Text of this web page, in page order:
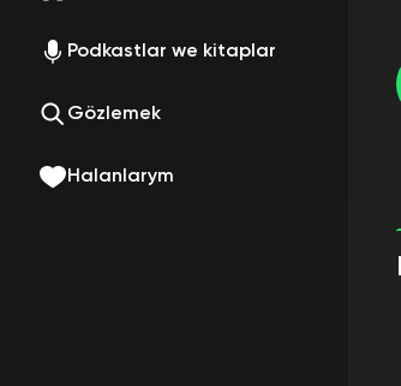
Podkastlar we kitaplar
Gözlemek
Halanlarym